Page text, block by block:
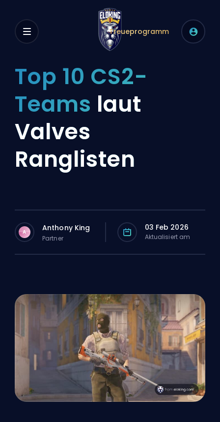
Treueprogramm
Top 10 CS2-
Teams laut
Valves
Ranglisten
A Anthony King
Partner
03 Feb 2026
Aktualisiert am